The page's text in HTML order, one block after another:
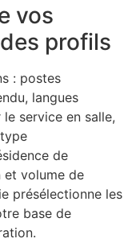
vos
profils
: postes
langues
service en salle,
de
et volume de
présélectionne les
base de